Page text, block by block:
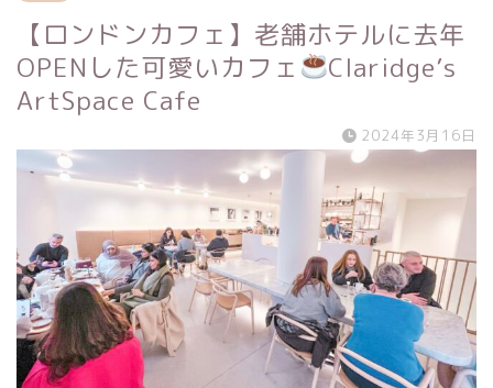
【ロンドンカフェ】老舗ホテルに去年
OPENした可愛いカフェ
Claridge’s
ArtSpace Cafe
2024年3月16日